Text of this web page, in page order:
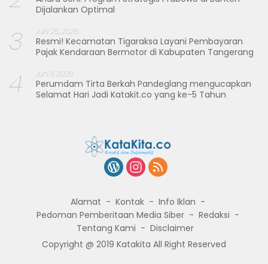
Dijalankan Optimal
3 Juni 25, 2026
Resmi! Kecamatan Tigaraksa Layani Pembayaran
Pajak Kendaraan Bermotor di Kabupaten Tangerang
4 Juni 11, 2026
Perumdam Tirta Berkah Pandeglang mengucapkan
Selamat Hari Jadi Katakit.co yang ke-5 Tahun
Alamat Kontak
Info Iklan
Pedoman Pemberitaan Media Siber
Redaksi
Tentang Kami
Disclaimer
Copyright @ 2019 Katakita All Right Reserved